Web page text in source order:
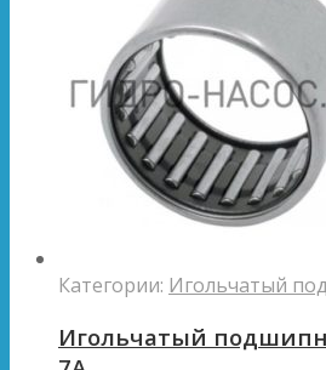
Категории: Игольчатый
Игольчатый